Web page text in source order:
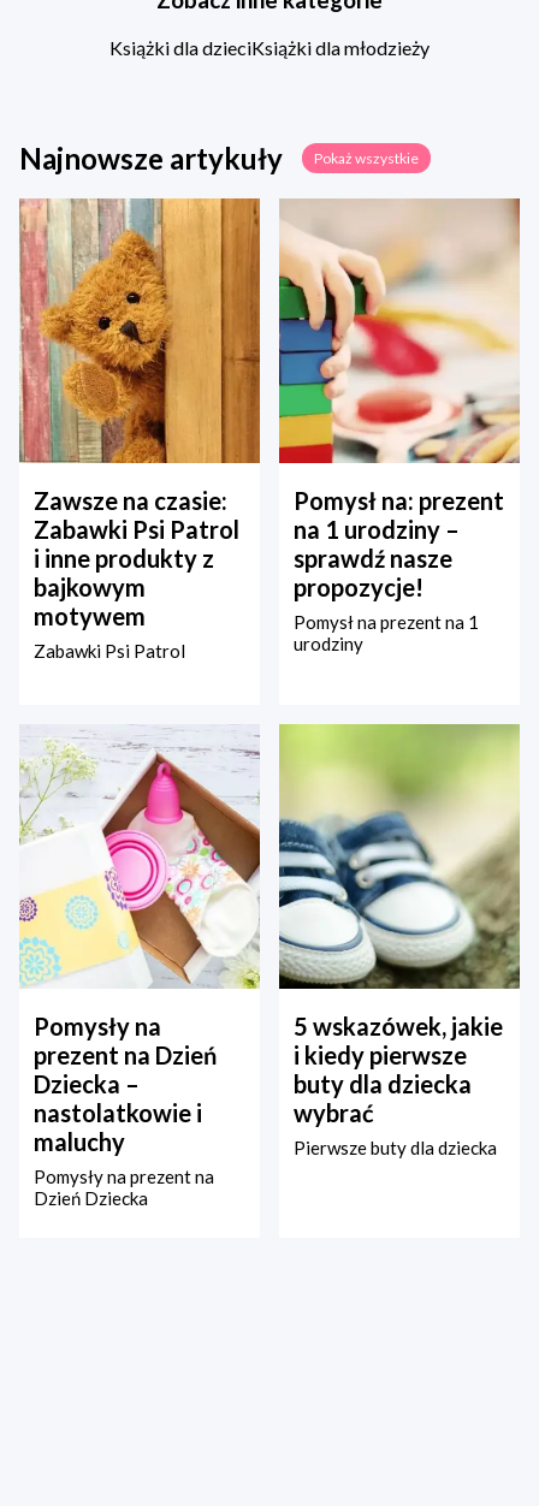
Książki dla dzieciKsiążki dla młodzieży
Najnowsze artykuły Pokaż wszystkie
Zawsze na czasie:
Zabawki Psi Patrol
i inne produkty z
bajkowym
motywem
Zabawki Psi Patrol
Pomysł na: prezent
na 1 urodziny –
sprawdź nasze
propozycje!
Pomysł na prezent na 1
urodziny
Pomysły na
prezent na Dzień
Dziecka –
nastolatkowie i
maluchy
Pomysły na prezent na
Dzień Dziecka
5 wskazówek, jakie
i kiedy pierwsze
buty dla dziecka
wybrać
Pierwsze buty dla dziecka